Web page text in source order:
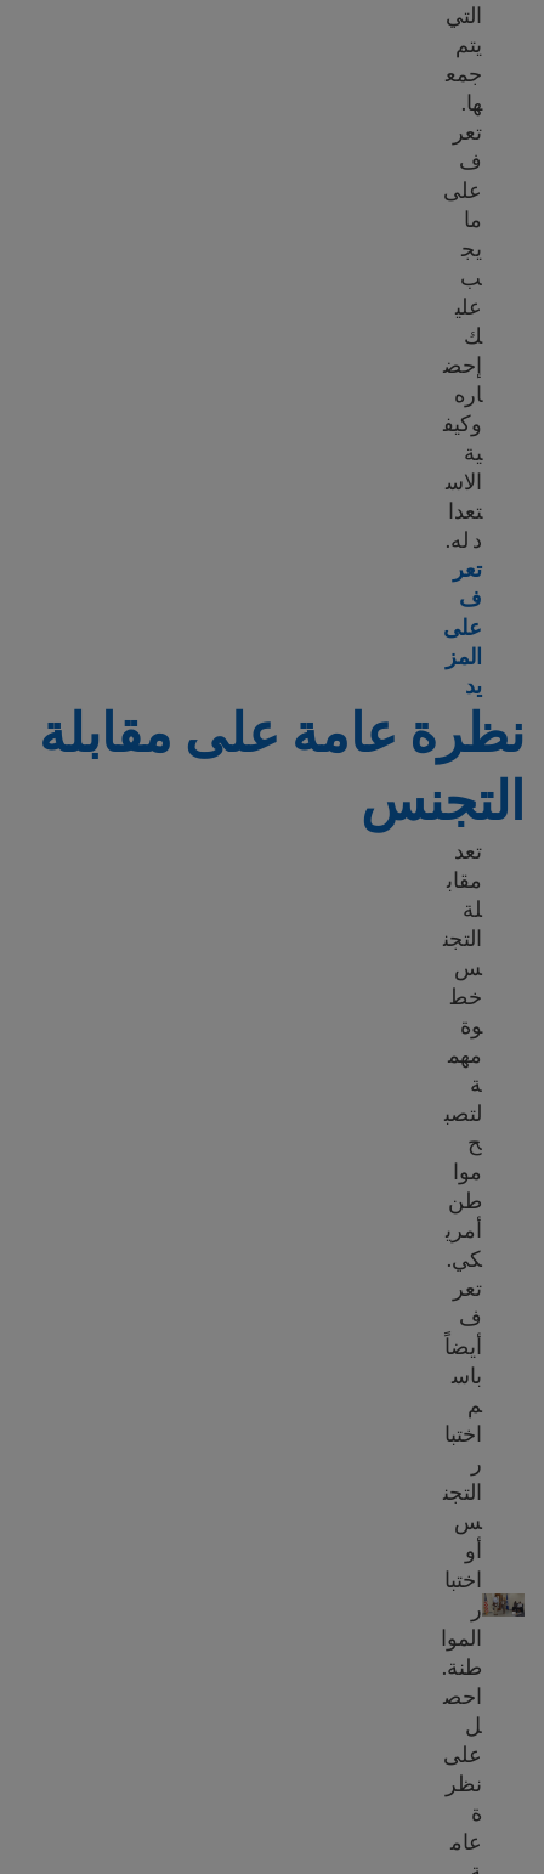
التي
يتم
جمع
ها.
تعر
ف
على
ما
يج
ب
علي
ك
إحض
اره
وكيف
ية
الاس
تعدا
د له.
تعر
ف
على
المز
يدLearn more about Biometrics appointment
نظرة عامة على مقابلة
التجنس
نظرة عامة على مقابلة التجنس
تعد
مقاب
لة
التجن
س
خط
وة
مهم
ة
لتصب
ح
موا
طن
أمري
كي.
تعر
ف
أيضاً
باس
م
اختبا
ر
التجن
س
أو
اختبا
ر
الموا
طنة.
احص
ل
على
نظر
ة
عام